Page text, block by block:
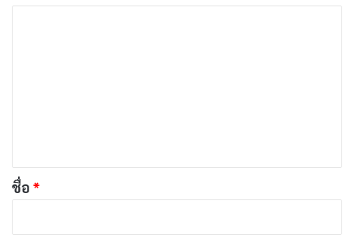
[รีวิว-เรื่องย่อ] A Toxic Love Story (2026) สารคดี
*
ชื่อ *